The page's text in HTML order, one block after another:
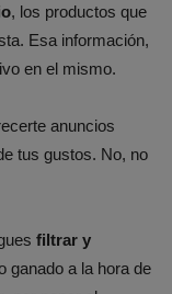
, los productos que
Esa información,
en el mismo.
anuncios
tus gustos. No, no
filtrar y
ganado a la hora de